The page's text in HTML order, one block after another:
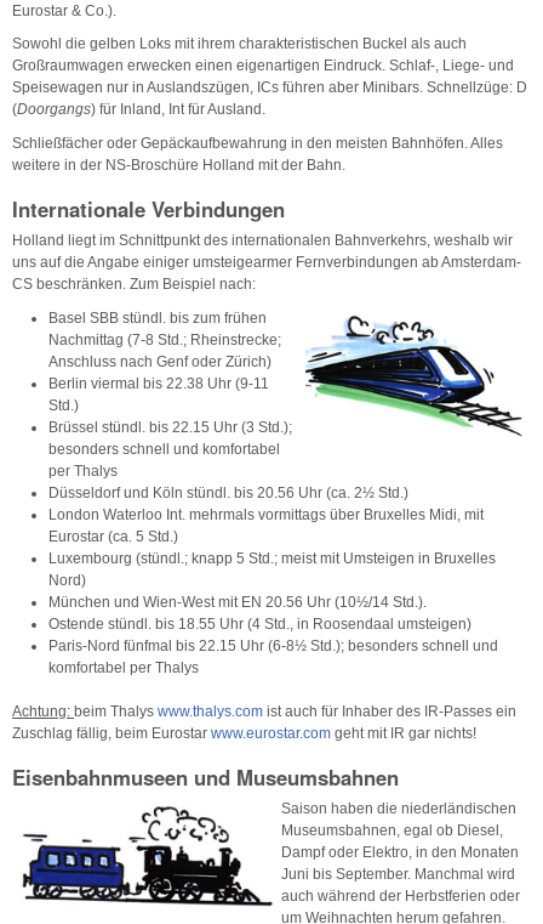
Eurostar & Co.).
Sowohl die gelben Loks mit ihrem charakteristischen Buckel als auch
Großraumwagen erwecken einen eigenartigen Eindruck. Schlaf-, Liege- und
Speisewagen nur in Auslandszügen, ICs führen aber Minibars. Schnellzüge: D
(Doorgangs) für Inland, Int für Ausland.
Schließfächer oder Gepäckaufbewahrung in den meisten Bahnhöfen. Alles
weitere in der NS-Broschüre Holland mit der Bahn.
Internationale Verbindungen
Holland liegt im Schnittpunkt des internationalen Bahnverkehrs, weshalb wir
uns auf die Angabe einiger umsteigearmer Fernverbindungen ab Amsterdam-
CS beschränken. Zum Beispiel nach:
Basel SBB stündl. bis zum frühen
Nachmittag (7-8 Std.; Rheinstrecke;
Anschluss nach Genf oder Zürich)
Berlin viermal bis 22.38 Uhr (9-11
Std.)
Brüssel stündl. bis 22.15 Uhr (3 Std.);
besonders schnell und komfortabel
per Thalys
Düsseldorf und Köln stündl. bis 20.56 Uhr (ca. 2½ Std.)
London Waterloo Int. mehrmals vormittags über Bruxelles Midi, mit
Eurostar (ca. 5 Std.)
Luxembourg (stündl.; knapp 5 Std.; meist mit Umsteigen in Bruxelles
Nord)
München und Wien-West mit EN 20.56 Uhr (10½/14 Std.).
Ostende stündl. bis 18.55 Uhr (4 Std., in Roosendaal umsteigen)
Paris-Nord fünfmal bis 22.15 Uhr (6-8½ Std.); besonders schnell und
komfortabel per Thalys
Achtung: beim Thalys www.thalys.com ist auch für Inhaber des IR-Passes ein
Zuschlag fällig, beim Eurostar www.eurostar.com geht mit IR gar nichts!
Eisenbahnmuseen und Museumsbahnen
Saison haben die niederländischen
Museumsbahnen, egal ob Diesel,
Dampf oder Elektro, in den Monaten
Juni bis September. Manchmal wird
auch während der Herbstferien oder
um Weihnachten herum gefahren.